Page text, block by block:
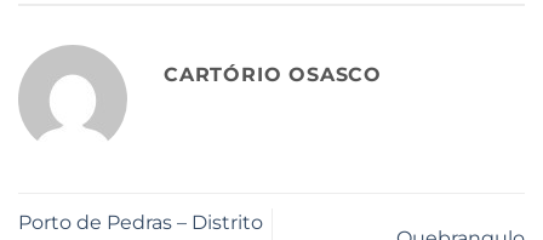
CARTÓRIO OSASCO
Porto de Pedras – Distrito